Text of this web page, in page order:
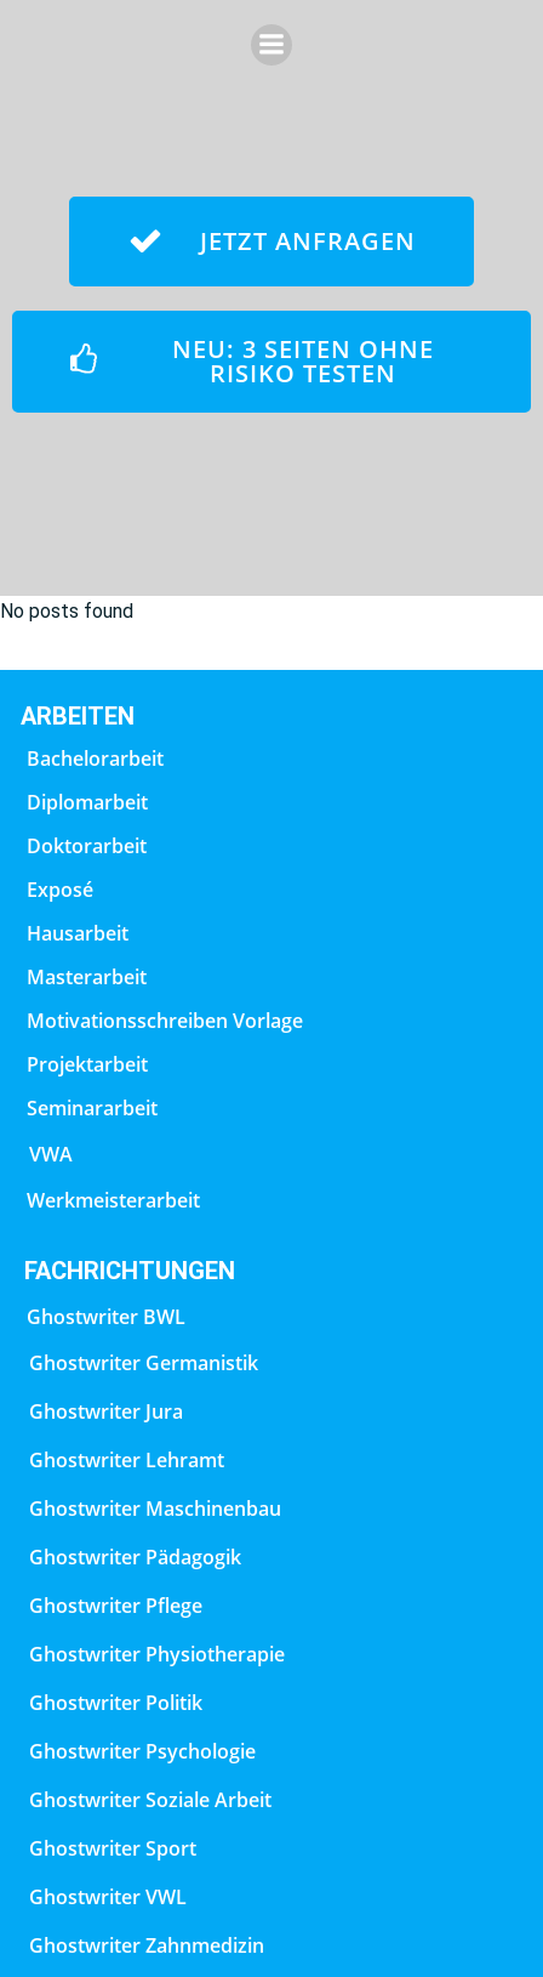
Inhalt
JETZT ANFRAGEN
NEU: 3 SEITEN OHNE
RISIKO TESTEN
No posts found
ARBEITEN
Bachelorarbeit
Diplomarbeit
Doktorarbeit
Exposé
Hausarbeit
Masterarbeit
Motivationsschreiben Vorlage
Projektarbeit
Seminararbeit
VWA
Werkmeisterarbeit
FACHRICHTUNGEN
Ghostwriter BWL
Ghostwriter Germanistik
Ghostwriter Jura
Ghostwriter Lehramt
Ghostwriter Maschinenbau
Ghostwriter Pädagogik
Ghostwriter Pflege
Ghostwriter Physiotherapie
Ghostwriter Politik
Ghostwriter Psychologie
Ghostwriter Soziale Arbeit
Ghostwriter Sport
Ghostwriter VWL
Ghostwriter Zahnmedizin